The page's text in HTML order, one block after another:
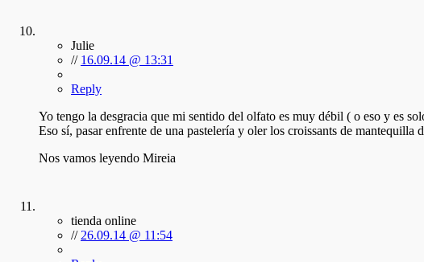
Julie
// 16.09.14 @ 13:31
Reply
Yo tengo la desgracia que mi sentido del olfato es muy débil ( o eso y es
Eso sí, pasar enfrente de una pastelería y oler los croissants de mantequilla
Nos vamos leyendo Mireia
tienda online
// 26.09.14 @ 11:54